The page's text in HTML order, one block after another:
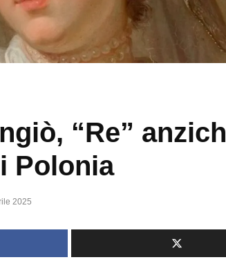
“Re”
Polonia
2025